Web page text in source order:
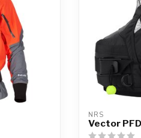
NRS
Vector PFD